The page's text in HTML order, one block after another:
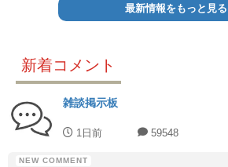
最新情報をもっと見る
新着コメント
雑談掲示板
1日前 59548